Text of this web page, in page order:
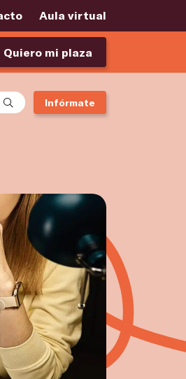
Aula virtual
Quiero mi plaza
Infórmate